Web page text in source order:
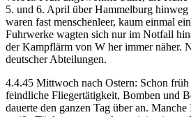
5. und 6. April über Hammelburg hinweg
waren fast menschenleer, kaum einmal
Fuhrwerke wagten sich nur im Notfall
der Kampflärm von W her immer näher.
deutscher Abteilungen.
4.4.45 Mittwoch nach Ostern: Schon früh
feindliche Fliegertätigkeit, Bomben und
dauerte den ganzen Tag über an.